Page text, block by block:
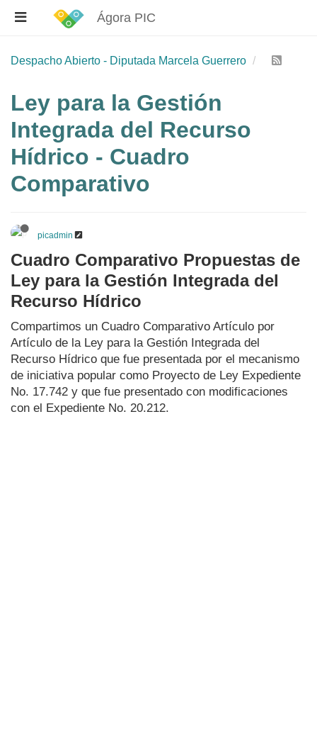
Ágora PIC
Despacho Abierto - Diputada Marcela Guerrero
Ley para la Gestión
Integrada del Recurso
Hídrico - Cuadro
Comparativo
picadmin
Cuadro Comparativo Propuestas de
Ley para la Gestión Integrada del
Recurso Hídrico
Compartimos un Cuadro Comparativo Artículo por
Artículo de la Ley para la Gestión Integrada del
Recurso Hídrico que fue presentada por el mecanismo
de iniciativa popular como Proyecto de Ley Expediente
No. 17.742 y que fue presentado con modificaciones
con el Expediente No. 20.212.